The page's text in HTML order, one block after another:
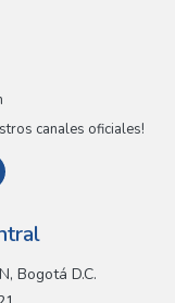
canales oficiales!
Bogotá D.C.